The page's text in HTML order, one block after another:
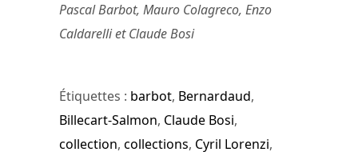
Pascal Barbot, Mauro Colagreco, Enzo
Caldarelli et Claude Bosi
Étiquettes : barbot, Bernardaud,
Billecart-Salmon, Claude Bosi,
collection, collections, Cyril Lorenzi,